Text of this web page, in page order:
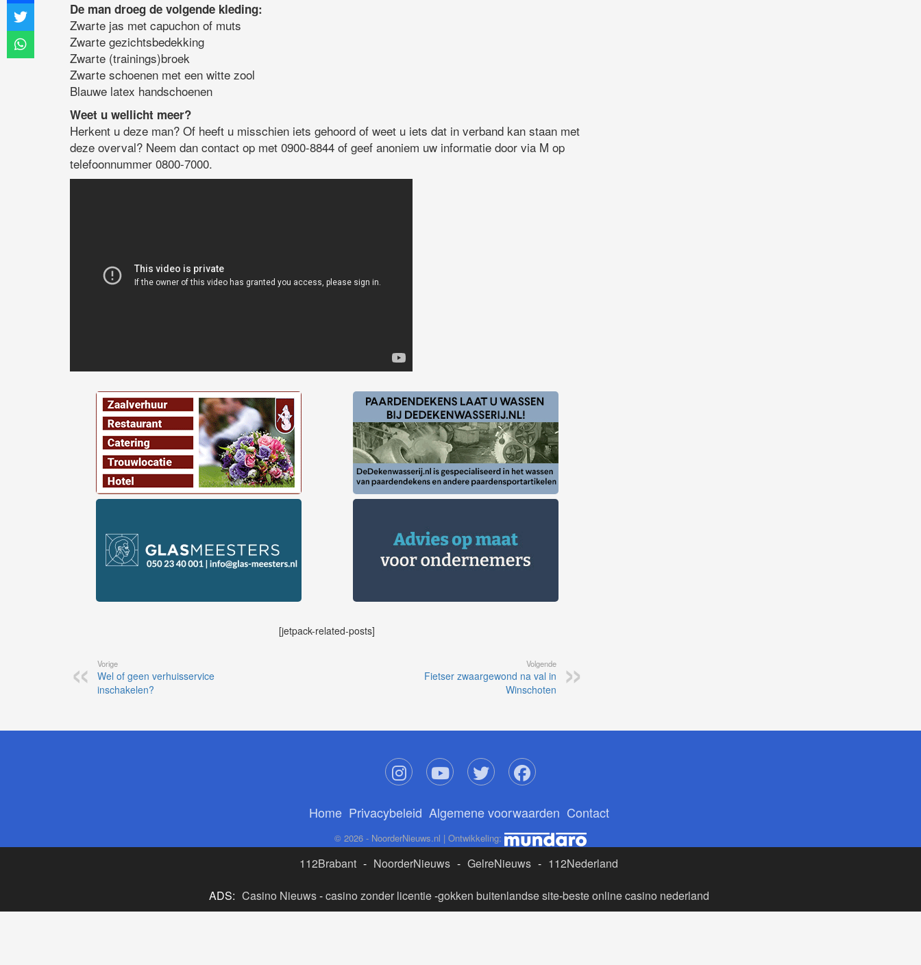
De man droeg de volgende kleding:
Zwarte jas met capuchon of muts
Zwarte gezichtsbedekking
Zwarte (trainings)broek
Zwarte schoenen met een witte zool
Blauwe latex handschoenen
Weet u wellicht meer?
Herkent u deze man? Of heeft u misschien iets gehoord of weet u iets dat in verband kan staan met
deze overval? Neem dan contact op met 0900-8844 of geef anoniem uw informatie door via M op
telefoonnummer 0800-7000.
[jetpack-related-posts]
Vorige
Wel of geen verhuisservice
inschakelen?
Volgende
Fietser zwaargewond na val in
Winschoten
Home Privacybeleid Algemene voorwaarden Contact
© 2026 - NoorderNieuws.nl | Ontwikkeling:
112Brabant - NoorderNieuws - GelreNieuws - 112Nederland
ADS: Casino Nieuws-casino zonder licentie-gokken buitenlandse site-beste online casino nederland